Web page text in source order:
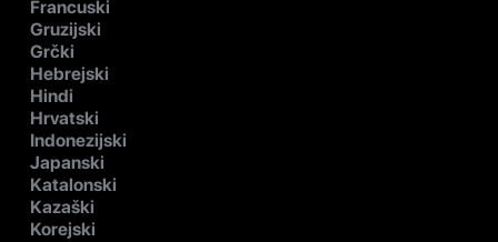
Francuski
Gruzijski
Grčki
Hebrejski
Hindi
Hrvatski
Indonezijski
Japanski
Katalonski
Kazaški
Korejski